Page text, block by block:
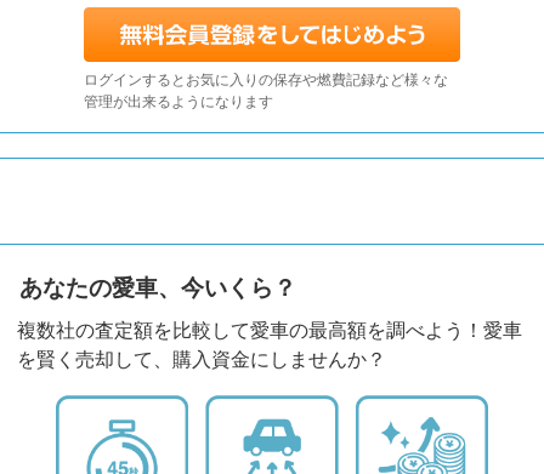
ログインするとお気に入りの保存や燃費記録など様々な
管理が出来るようになります
あなたの愛車、今いくら？
複数社の査定額を比較して愛車の最高額を調べよう！愛車
を賢く売却して、購入資金にしませんか？